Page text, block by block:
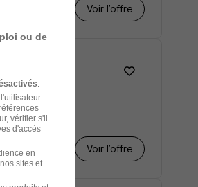
Voir l’offre
Voir l’offre
ou de
vérifier s'il
d'accès
en
sites et